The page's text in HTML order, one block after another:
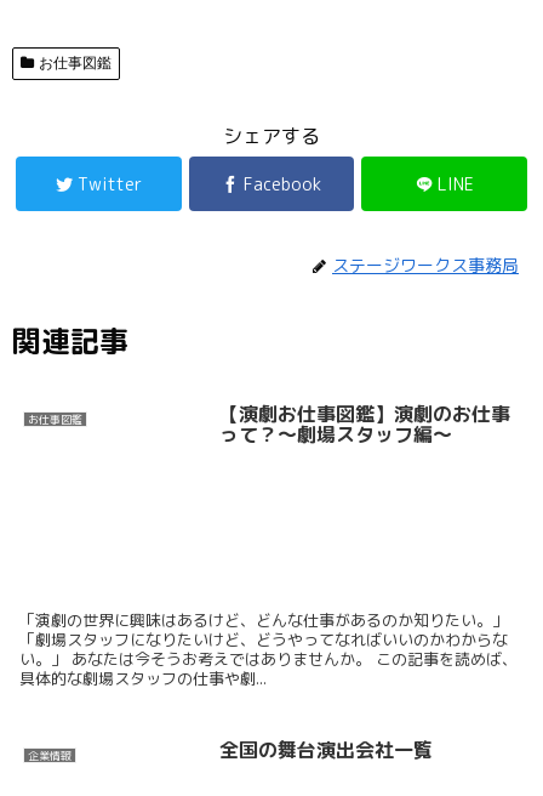
お仕事図鑑
シェアする
Twitter Facebook LINE
ステージワークス事務局
関連記事
お仕事図鑑 【演劇お仕事図鑑】演劇のお仕事
って？〜劇場スタッフ編〜
「演劇の世界に興味はあるけど、どんな仕事があるのか知りたい。」
「劇場スタッフになりたいけど、どうやってなればいいのかわからな
い。」 あなたは今そうお考えではありませんか。 この記事を読めば、
具体的な劇場スタッフの仕事や劇...
企業情報 全国の舞台演出会社一覧